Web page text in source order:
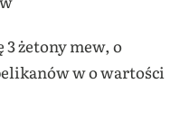
3 żetony mew, o
w o wartości